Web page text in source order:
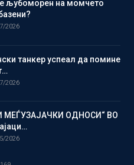
љубоморен на момчето
2026
танкер успеал да помине
2026
МЕЃУЗАЈАЧКИ ОДНОСИ“ ВО
2026